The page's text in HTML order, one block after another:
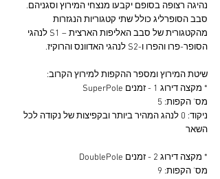
נהיגה רצופה בסופם יקבעו מנצחי המירוץ וסגניהם.
סבב הסופרליג כולל שתי קטגוריות הנגזרות
מהקטגורית של סבב האליפות הארצית – S1 לנהגי
הסופר-פרו והפרו ו-S2 לנהגי האדוונס והרוקיז.
שיטת המירוץ ומספר ההקפות למירוץ הקרוב:
* מקצה דירוג 1 - זמנים SuperPole
מס' הקפות: 5
ניקוד: 0 לנהג המהיר ביותר ובקפיצות של נקודה לכל
השאר
* מקצה דירוג 2 - זמנים DoublePole
מס' הקפות: 9